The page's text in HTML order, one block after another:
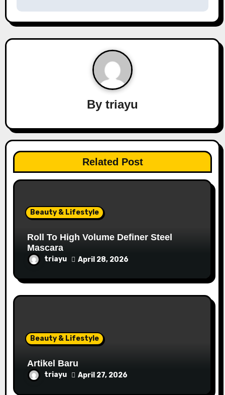
By triayu
Related Post
Beauty & Lifestyle
Roll To High Volume Definer Steel
Mascara
triayu April 28, 2026
Beauty & Lifestyle
Artikel Baru
triayu April 27, 2026